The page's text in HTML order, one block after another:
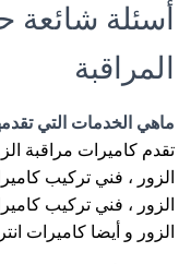
أسئلة شائعة
المراقبة
ماهي الخدمات التي
تقدم كاميرات مراقبة
الزور ، فني تركيب
الزور ، فني تركيب
الزور و أيضا كاميرات